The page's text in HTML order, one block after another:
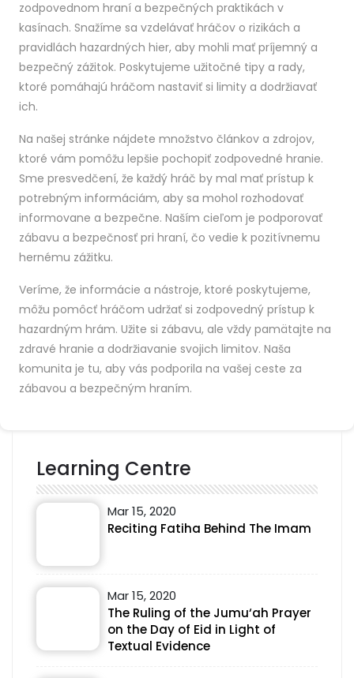
zodpovednom hraní a bezpečných praktikách v
kasínach. Snažíme sa vzdelávať hráčov o rizikách a
pravidlách hazardných hier, aby mohli mať príjemný a
bezpečný zážitok. Poskytujeme užitočné tipy a rady,
ktoré pomáhajú hráčom nastaviť si limity a dodržiavať
ich.
Na našej stránke nájdete množstvo článkov a zdrojov,
ktoré vám pomôžu lepšie pochopiť zodpovedné hranie.
Sme presvedčení, že každý hráč by mal mať prístup k
potrebným informáciám, aby sa mohol rozhodovať
informovane a bezpečne. Naším cieľom je podporovať
zábavu a bezpečnosť pri hraní, čo vedie k pozitívnemu
hernému zážitku.
Veríme, že informácie a nástroje, ktoré poskytujeme,
môžu pomôcť hráčom udržať si zodpovedný prístup k
hazardným hrám. Užite si zábavu, ale vždy pamätajte na
zdravé hranie a dodržiavanie svojich limitov. Naša
komunita je tu, aby vás podporila na vašej ceste za
zábavou a bezpečným hraním.
Learning Centre
Mar 15, 2020
Reciting Fatiha Behind The Imam
Mar 15, 2020
The Ruling of the Jumu‘ah Prayer
on the Day of Eid in Light of
Textual Evidence